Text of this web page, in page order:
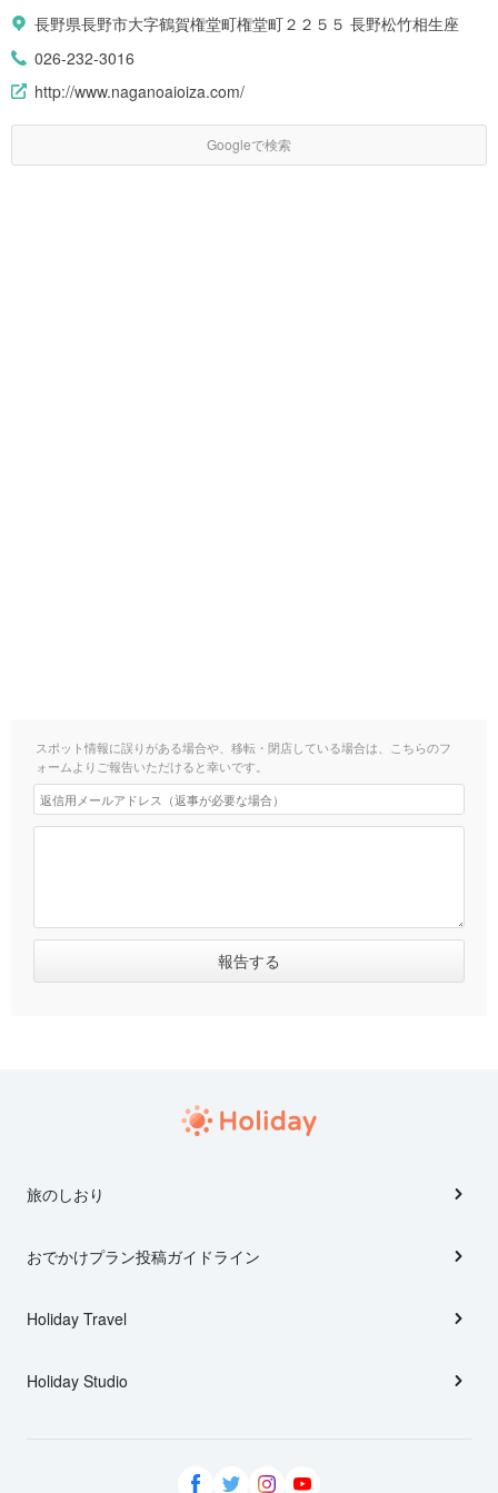
長野県長野市大字鶴賀権堂町権堂町２２５５ 長野松竹相生座
026-232-3016
http://www.naganoaioiza.com/
Googleで検索
スポット情報に誤りがある場合や、移転・閉店している場合は、こちらのフ
ォームよりご報告いただけると幸いです。
旅のしおり
おでかけプラン投稿ガイドライン
Holiday Travel
Holiday Studio